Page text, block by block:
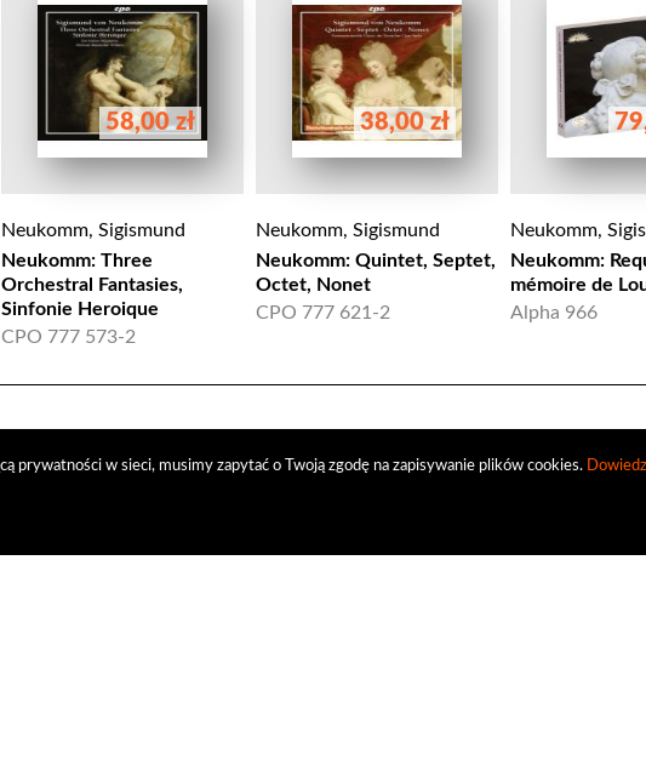
prywatności w sieci, musimy zapytać o Twoją zgodę na zapisywanie plików cookies.
58,00 zł
Neukomm, Sigismund
Neukomm: Three
Orchestral Fantasies,
Sinfonie Heroique
CPO 777 573-2
38,00 zł
Neukomm, Sigismund
Neukomm: Quintet, Septet,
Octet, Nonet
CPO 777 621-2
Neukomm,
Neukomm:
mémoire de
Alpha 966